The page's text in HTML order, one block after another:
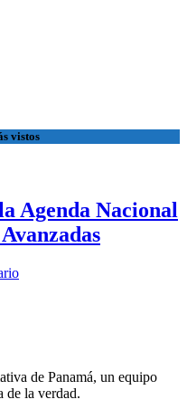
vistos
Agenda Nacional
de Panamá, un equipo
de la verdad.